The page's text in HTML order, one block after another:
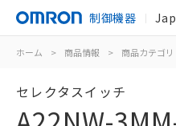
制御機器
ホーム > 商品情報 > 商品カテゴリ
セレクタスイッチ